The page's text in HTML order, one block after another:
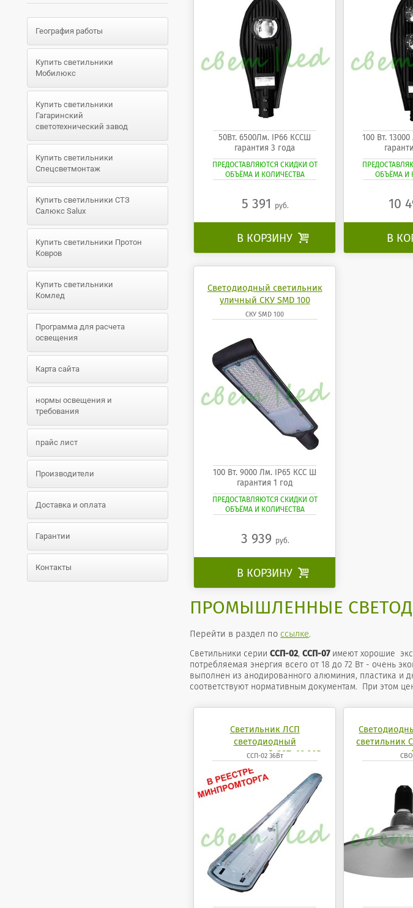
География работы
Купить светильники
Мобилюкс
Купить светильники
Гагаринский
светотехнический завод
Купить светильники
Спецсветмонтаж
Купить светильники СТЗ
Салюкс Salux
Купить светильники Протон
Ковров
Купить светильники
Комлед
Программа для расчета
освещения
Карта сайта
нормы освещения и
требования
прайс лист
Производители
Доставка и оплата
Гарантии
Контакты
50Вт. 6500Лм. IP66 КССШ
гарантия 3 года
ПРЕДОСТАВЛЯЮТСЯ СКИДКИ ОТ
ОБЪЁМА И КОЛИЧЕСТВА
5 391 руб.
В КОРЗИНУ 
100 Вт.
ОБЪЁМА И
10
В
Светодиодный светильник
уличный СКУ SMD 100
СКУ SMD 100
100 Вт. 9000 Лм. IP65 КСС Ш
гарантия 1 год
ПРЕДОСТАВЛЯЮТСЯ СКИДКИ ОТ
ОБЪЁМА И КОЛИЧЕСТВА
3 939 руб.
В КОРЗИНУ 
ПРОМЫШЛЕННЫЕ
Перейти в раздел по ссылке.
Cветильники серииССП-02,ССП-07имеют хорошие
потребляемая энергия всего от 18 до 72 Вт - очень
выполнен из анодированного алюминия, пластика и
соответствуют нормативным документам. При этом
Светильник ЛСП
светодиодный
промышленный ССП-02 36Вт
4200К 6500K mobilux
ССП-02 36Вт
светильник